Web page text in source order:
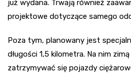
już wydana. Trwają również
projektowe dotyczące samego
Poza tym, planowany jest
długości 1,5 kilometra. Na nim
zatrzymywać się pojazdy